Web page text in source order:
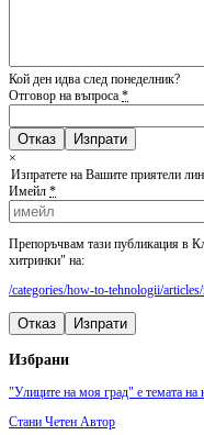
Кой ден идва след понеделник?
Отговор на въпроса *
Отказ
×
Изпратете на Вашите приятели
Имейл *
Препоръчвам тази публикация в
хитринки" на:
/categories/how-to-tehnologii/
Отказ Изпрати
Избрани
"Улиците на моя град" е темата
Стани Четен Автор